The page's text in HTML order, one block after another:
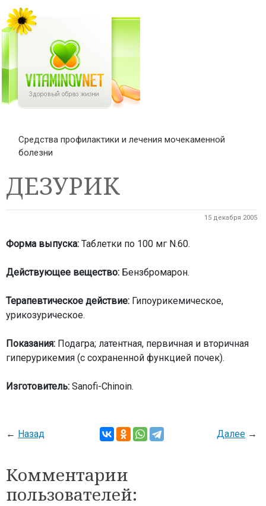
Средства профилактики и лечения мочекаменной
болезни
ДЕЗУРИК
15 декабря 2005
Форма выпуска: Таблетки по 100 мг N.60.
Действующее вещество: Бензбромарон.
Терапевтическое действие: Гипоурикемическое,
урикозурическое.
Показания: Подагра; латентная, первичная и вторичная
гиперурикемия (с сохраненной функцией почек).
Изготовитель: Sanofi-Chinoin.
← Назад Далее →
Комментарии
пользователей: